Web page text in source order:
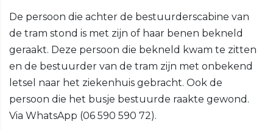
De persoon die achter de bestuurderscabine van
de tram stond is met zijn of haar benen bekneld
geraakt. Deze persoon die bekneld kwam te zitten
en de bestuurder van de tram zijn met onbekend
letsel naar het ziekenhuis gebracht. Ook de
persoon die het busje bestuurde raakte gewond.
Via WhatsApp (06 590 590 72).